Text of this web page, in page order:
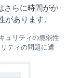
さらに時間がか
あります。
ュリティの脆弱性
ティの問題に遭